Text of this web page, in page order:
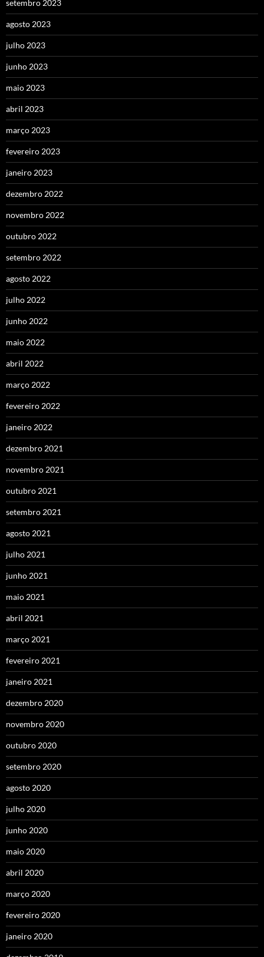
setembro 2023
agosto 2023
julho 2023
junho 2023
maio 2023
abril 2023
março 2023
fevereiro 2023
janeiro 2023
dezembro 2022
novembro 2022
outubro 2022
setembro 2022
agosto 2022
julho 2022
junho 2022
maio 2022
abril 2022
março 2022
fevereiro 2022
janeiro 2022
dezembro 2021
novembro 2021
outubro 2021
setembro 2021
agosto 2021
julho 2021
junho 2021
maio 2021
abril 2021
março 2021
fevereiro 2021
janeiro 2021
dezembro 2020
novembro 2020
outubro 2020
setembro 2020
agosto 2020
julho 2020
junho 2020
maio 2020
abril 2020
março 2020
fevereiro 2020
janeiro 2020